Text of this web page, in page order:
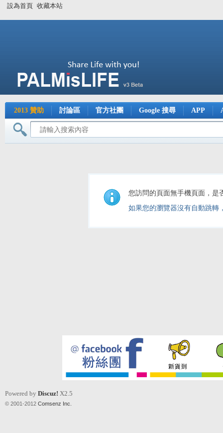
設為首頁 收藏本站
2013 贊助 討論區 官方社團 Google 搜尋 APP
您訪問的頁面無手機頁面，是
如果您的瀏覽器沒有自動跳轉
Powered by Discuz! X2.5
© 2001-2012 Comsenz Inc.